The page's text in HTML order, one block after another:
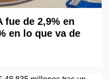
fue de 2,9% en
en lo que va de